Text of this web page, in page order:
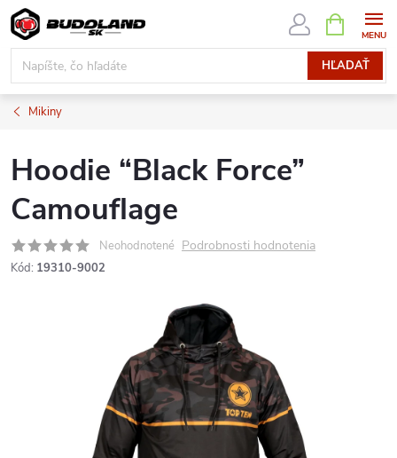
Prejsť
na
obsah
HĽADAŤ
KOŠÍK
Mikiny
Hoodie “Black Force”
Camouflage
Neohodnotené Podrobnosti hodnotenia
Kód: 19310-9002